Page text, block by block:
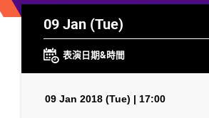
09 Jan (Tue)
表演日期&時間
09 Jan 2018 (Tue) | 17:00